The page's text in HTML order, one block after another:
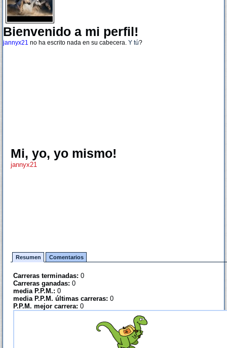
Bienvenido a mi perfil!
jannyx21 no ha escrito nada en su cabecera. Y tú?
Mi, yo, yo mismo!
jannyx21
Resumen Comentarios
Carreras terminadas: 0
Carreras ganadas: 0
media P.P.M.: 0
media P.P.M. últimas carreras: 0
P.P.M. mejor carrera: 0